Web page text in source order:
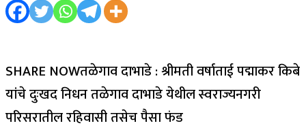
SHARE NOWतळेगाव दाभाडे : श्रीमती वर्षाताई पद्माकर किबे
यांचे दुःखद निधन तळेगाव दाभाडे येथील स्वराज्यनगरी
परिसरातील रहिवासी तसेच पैसा फंड